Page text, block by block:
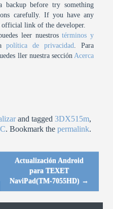
backup before try something
carefully. If you have any
link of the developer.
leer nuestrostérminos y
política de privacidad
. Para
ller nuestra sección Acerca
and tagged3DX515m,
. Bookmark thepermalink.
Actualización Android
para TEXET
NaviPad(TM-7055HD) →